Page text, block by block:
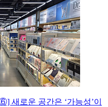
새로운 공간은 ‘가능성’이